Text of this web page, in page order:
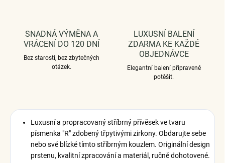
SNADNÁ VÝMĚNA A
VRÁCENÍ DO 120 DNÍ
Bez starostí, bez zbytečných
otázek.
LUXUSNÍ BALENÍ
ZDARMA KE KAŽDÉ
OBJEDNÁVCE
Elegantní balení připravené
potěšit.
Luxusní a propracovaný stříbrný přívěsek ve tvaru
písmenka "R" zdobený třpytivými zirkony. Obdarujte sebe
nebo své blízké tímto stříbrným kouzlem. Originální design
prstenu, kvalitní zpracování a materiál, ručně dohotovené.